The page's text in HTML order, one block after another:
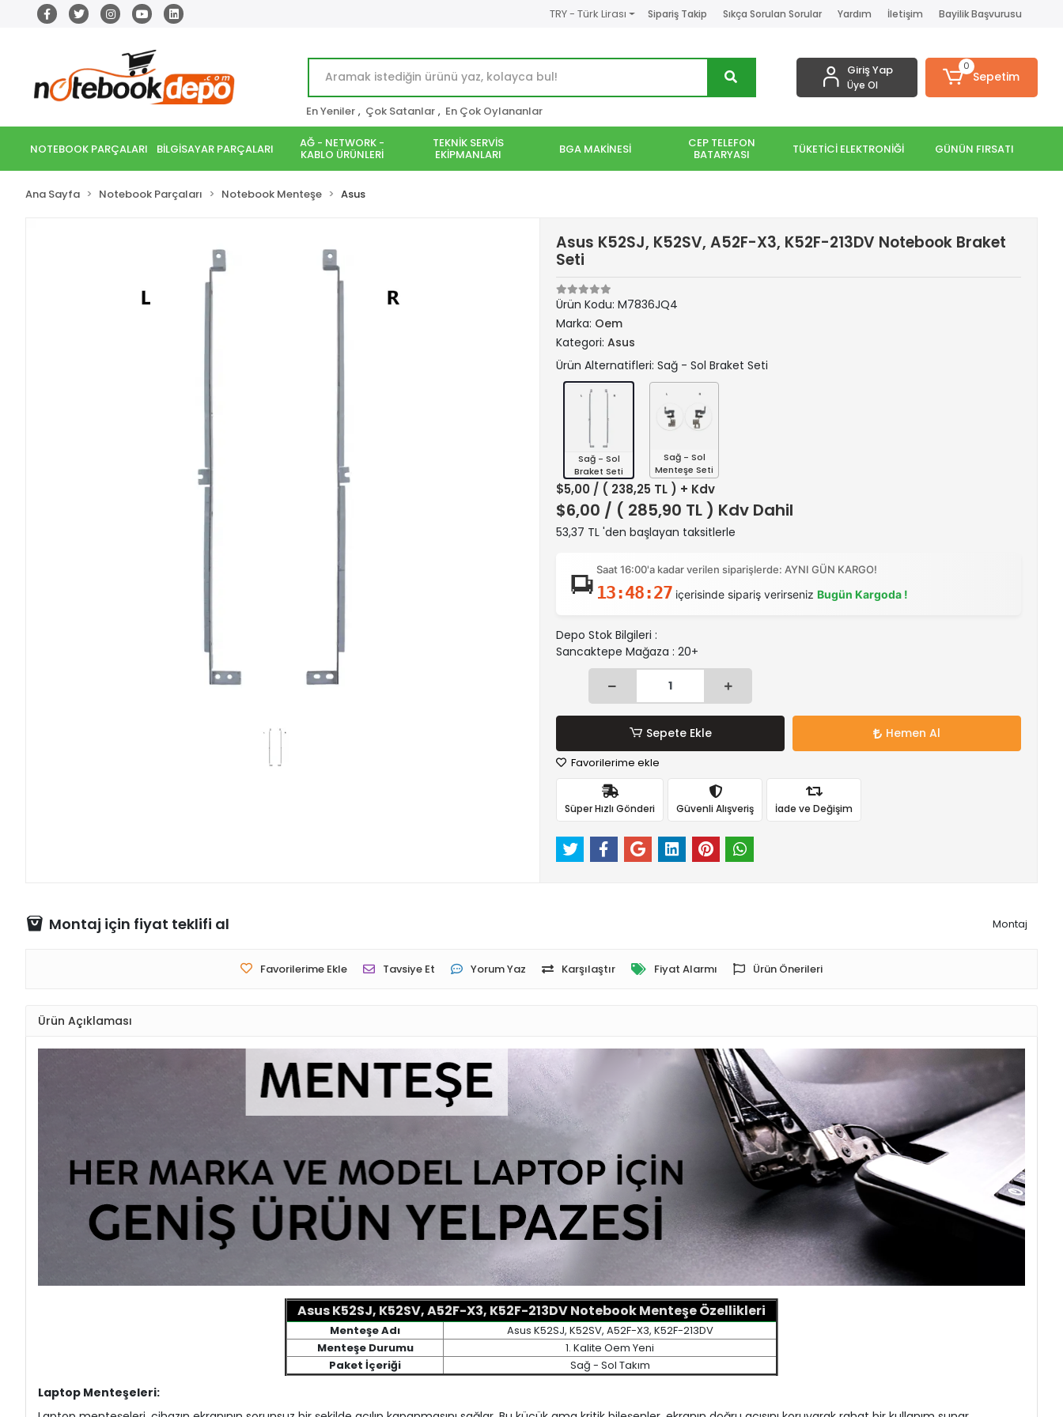
TRY - Türk Lirası Sipariş Takip Sıkça Sorulan Sorular Yardım İletişim Bayilik Başvurusu
En Yeniler , Çok Satanlar , En Çok Oylananlar
Giriş Yap
Üye Ol
0
Sepetim
NOTEBOOK PARÇALARI BİLGİSAYAR PARÇALARI AĞ - NETWORK -
KABLO ÜRÜNLERİ
TEKNİK SERVİS
EKİPMANLARI BGA MAKİNESİ CEP TELEFON
BATARYASI TÜKETİCİ ELEKTRONİĞİ GÜNÜN FIRSATI
Ana Sayfa Notebook Parçaları Notebook Menteşe Asus
Asus K52SJ, K52SV, A52F-X3, K52F-213DV Notebook Braket
Seti
Ürün Kodu: M7836JQ4
Marka: Oem
Kategori: Asus
Ürün Alternatifleri: Sağ - Sol Braket Seti
Sağ - Sol
Braket Seti
Sağ - Sol
Menteşe Seti
$5,00 / ( 238,25 TL ) + Kdv
$6,00 / ( 285,90 TL ) Kdv Dahil
53,37 TL 'den başlayan taksitlerle
Saat 16:00'a kadar verilen siparişlerde: AYNI GÜN KARGO!
13:48:26 içerisinde sipariş verirseniz Bugün Kargoda !
Depo Stok Bilgileri :
Sancaktepe Mağaza : 20+
Sepete Ekle Hemen Al
Favorilerime ekle
Süper Hızlı Gönderi Güvenli Alışveriş İade ve Değişim
Montaj için fiyat teklifi al Montaj
Favorilerime Ekle Tavsiye Et Yorum Yaz Karşılaştır Fiyat Alarmı Ürün Önerileri
Ürün Açıklaması
Asus K52SJ, K52SV, A52F-X3, K52F-213DV Notebook Menteşe Özellikleri
Menteşe Adı
Asus K52SJ, K52SV, A52F-X3, K52F-213DV
Menteşe Durumu
1. Kalite Oem Yeni
Paket İçeriği
Sağ - Sol Takım
Laptop Menteşeleri: